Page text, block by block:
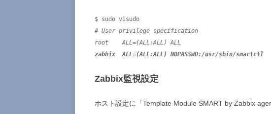
# User privilege specification
zabbix  ALL=(ALL:ALL) NOPASSWD:/usr/sbin/smartctl
Zabbix監視設定
ホスト設定に「Template Module SMART by Zabbix